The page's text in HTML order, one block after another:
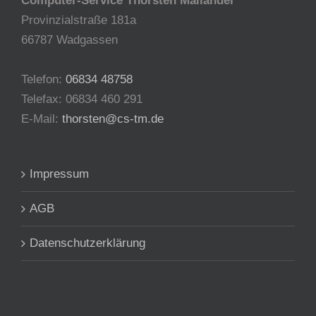
Provinzialstraße 181a
66787 Wadgassen
Telefon: 06834 48758
Telefax: 06834 460 291
E-Mail: thorsten@cs-tm.de
Impressum
AGB
Datenschutzerklärung